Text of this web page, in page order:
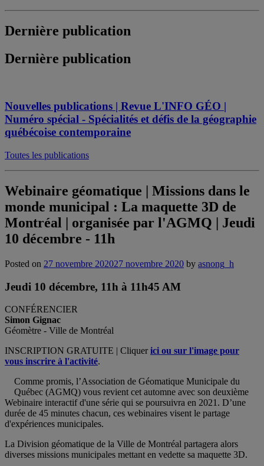
Dernière publication
Dernière publication
Nouvelles publications | Revue L'INFO GÉO |
Numéro spécial - Spécialités et défis de la géographie
québécoise contemporaine
Toutes les publications
Webinaire géomatique | Missions dans le
monde municipal : La maquette 3D de
Montréal | organisée par l'AGMQ | Jeudi
10 décembre - 11h
Posted on 27 novembre 202027 novembre 2020 by asnong_h
Jeudi 10 décembre, 11h à 11h45 AM
CONFÉRENCIER
Simon Gignac
Géomètre - Ville de Montréal
INSCRIPTION GRATUITE | Cliquerici ou sur l'image pour
vous inscrire à l'activité.
Comme promis, l’Association de Géomatique Municipale du
Québec (AGMQ) vous revient cet automne avec son deuxième
Webinaire interactif d'une série qui se poursuivra en 2021. D’une
durée de 45 minutes chacun, ces webinaires visent le partage
d'expériences municipales.
La Division géomatique de la Ville de Montréal partagera alors
diverses missions municipales mettant en vedette sa maquette 3D.